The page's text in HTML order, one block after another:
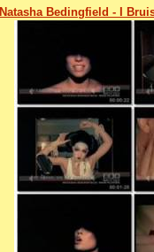
Natasha Bedingfield - I